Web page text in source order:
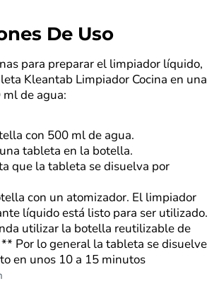
De Uso
para preparar el limpiador líquido,
Kleantab Limpiador Cocina en una
de agua:
con 500 ml de agua.
tableta en la botella.
que la tableta se disuelva por
con un atomizador. El limpiador
líquido está listo para ser utilizado.
utilizar la botella reutilizable de
Por lo general la tableta se disuelve
en unos 10 a 15 minutos